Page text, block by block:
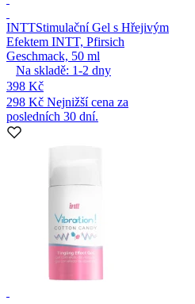
INTTStimulační Gel s Hřejivým
Efektem INTT, Pfirsich
Geschmack, 50 ml
Na skladě: 1-2 dny
398 Kč
298 Kč Nejnižší cena za
posledních 30 dní.